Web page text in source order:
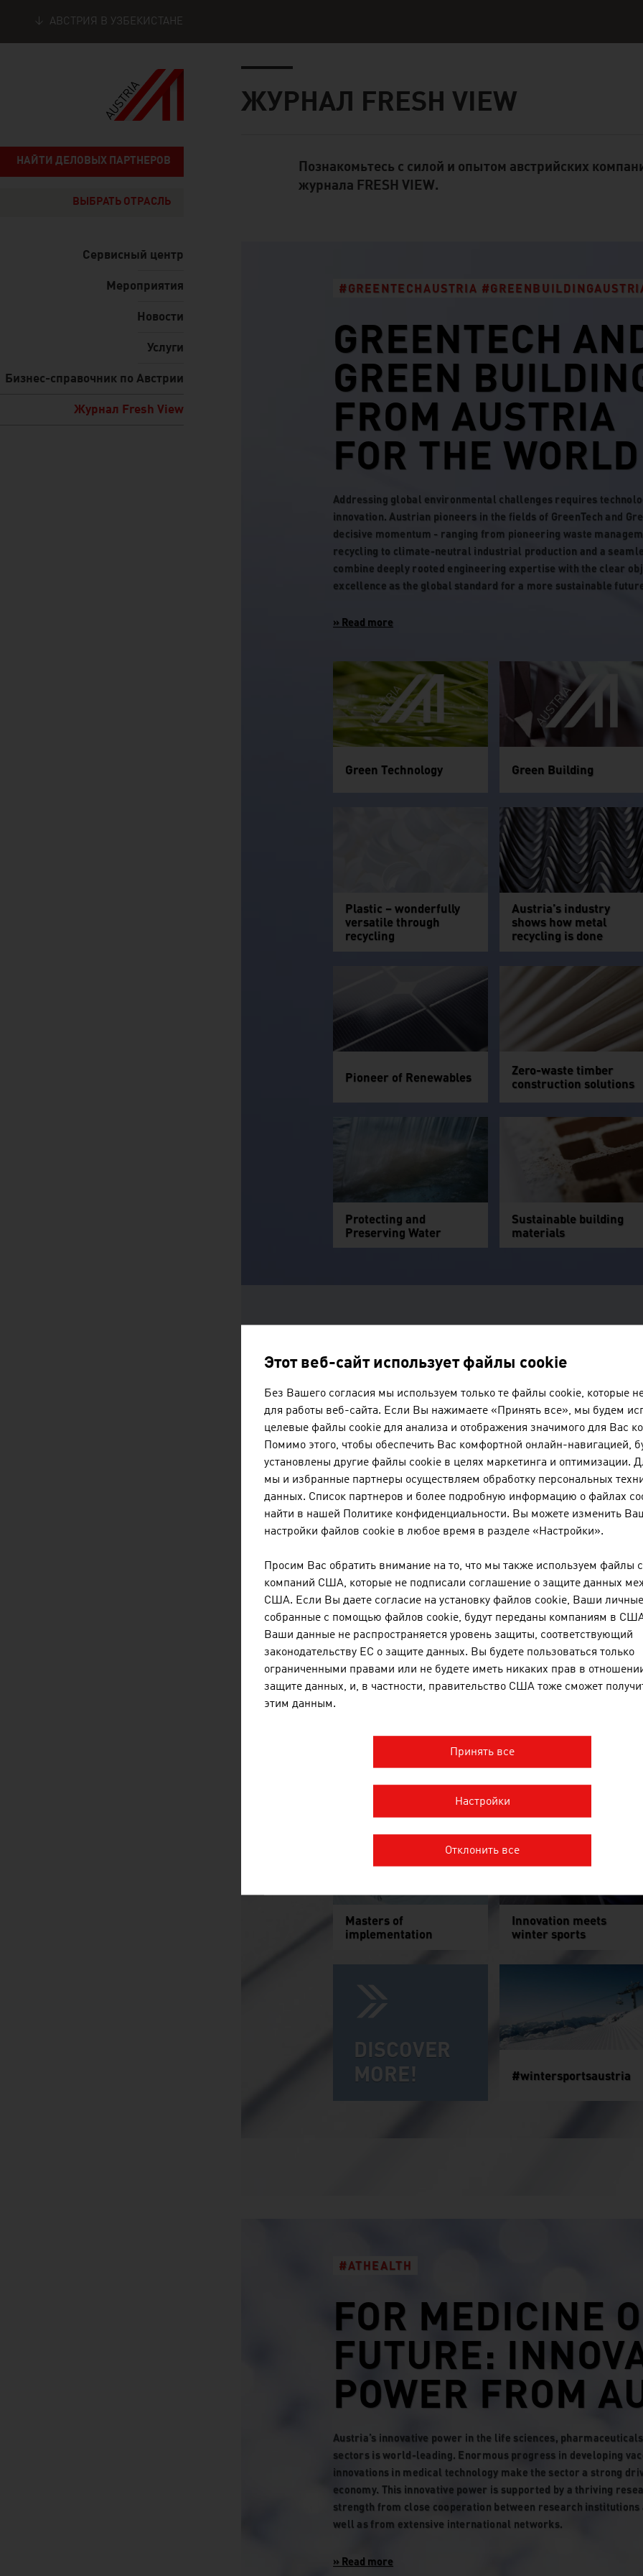
АВСТРИЯ В УЗБЕКИСТАНЕ
НАЙТИ ДЕЛОВЫХ ПАРТНЕРОВ
ВЫБРАТЬ ОТРАСЛЬ
Сервисный центр
Мероприятия
Новости
Услуги
Бизнес-справочник по Австрии
Журнал Fresh View
ЖУРНАЛ FRESH VIEW
Standard Content Module
Познакомьтесь с силой и опытом австрийских
журнала FRESH VIEW.
GREENTECH
GREEN
FROM AUSTRIA
FOR THE WORLD
#GREENTECHAUSTRIA
Addressing global environmental challenges requires
innovation. Austrian pioneers in the fields of GreenTech and
decisive momentum - ranging from pioneering waste
recycling to climate-neutral industrial production and a
combine deeply rooted engineering expertise with the clear
excellence as the global standard for a more sustainable
Green Technology Green Building
Plastic – wonderfully
versatile through
recycling
Austria’s industry
shows how metal
recycling is done
Pioneer of Renewables
Zero-waste timber
construction solutions
Protecting and
Preserving Water
Sustainable building
materials
WINTER SPORTS
MADE IN
#WINTERSPORTSAUSTRIA
Austria is home to many winter sports pioneers. Thanks to
expertise, the Alpine republic is considered a trailblazer and
the winter sports industry. In this issue, we talk about
future trends and share the opinions of well-known winter
standard
Looking to the future
Masters of
implementation
Innovation meets
winter sports
DISCOVER
MORE!
#wintersportsaustria
FOR MEDICINE
FUTURE:
POWER FROM
#ATHEALTH
Austria’s innovative power in the life sciences,
sectors is world-leading. Enormous progress in developing
innovations in medical technology make the sector a strong
economy. This innovative power is supported by a thriving
strength from close cooperation between research institutions
well as from extensive international networks.
Этот веб-сайт использует файлы cookie
Без Вашего согласия мы используем только те файлы cookie, которые
для работы веб-сайта. Если Вы нажимаете «Принять все», мы будем
целевые файлы cookie для анализа и отображения значимого для Вас
Помимо этого, чтобы обеспечить Вас комфортной онлайн-навигацией,
установлены другие файлы cookie в целях маркетинга и оптимизации.
мы и избранные партнеры осуществляем обработку персональных
данных. Список партнеров и более подробную информацию о файлах
найти в нашей Политике конфиденциальности. Вы можете изменить
настройки файлов cookie в любое время в разделе «Настройки».
Просим Вас обратить внимание на то, что мы также используем файлы
компаний США, которые не подписали соглашение о защите данных
США. Если Вы даете согласие на установку файлов cookie, Ваши
собранные с помощью файлов cookie, будут переданы компаниям в
Ваши данные не распространяется уровень защиты, соответствующий
законодательству ЕС о защите данных. Вы будете пользоваться только
ограниченными правами или не будете иметь никаких прав в
защите данных, и, в частности, правительство США тоже сможет
этим данным.
Принять все
Настройки
Отклонить все